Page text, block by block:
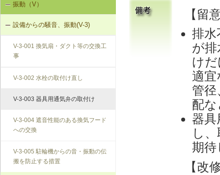
界床に係る遮音不良（床歩行音等の
床衝撃音）（SO-1）
振動（V）
設備からの騒音、振動(V-3)
V-3-001 換気扇・ダクト等の交換工
事
V-3-002 水栓の取付け直し
V-3-003 器具用通気弁の取付け
V-3-004 遮音性能のある換気フード
への交換
V-3-005 駐輪機からの音・振動の伝
搬を防止する措置
【留
排水
が
け
適宜
管
配
器
し
期
【改